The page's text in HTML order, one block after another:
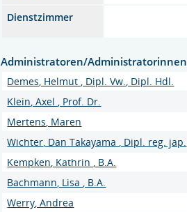
Dienstzimmer
Administratoren/Administratorinnen
Demes, Helmut , Dipl. Vw., Dipl. Hdl.
Klein, Axel , Prof. Dr.
Mertens, Maren
Wichter, Dan Takayama , Dipl. reg. jap.
Kempken, Kathrin , B.A.
Bachmann, Lisa , B.A.
Werry, Andrea